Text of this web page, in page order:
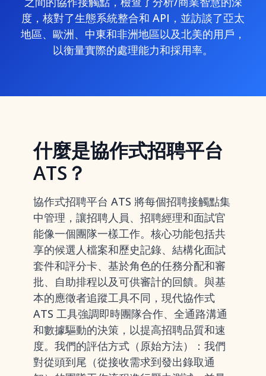
度，核對了生態系統整合和 API，並訪談了亞太
地區、歐洲、中東和非洲地區以及北美的用戶，
以衡量實際的處理能力和採用率。
什麼是協作式招聘平台
ATS？
協作式招聘平台 ATS 將每個招聘接觸點集
中管理，讓招聘人員、招聘經理和面試官
能像一個團隊一樣工作。核心功能包括共
享的候選人檔案和歷史記錄、結構化面試
套件和評分卡、基於角色的任務分配和審
批、自助排程以及可供審計的回饋。與基
本的應徵者追蹤工具不同，現代協作式
ATS 工具強調即時團隊合作、全通路溝通
和數據驅動的決策，以提高招聘品質和速
度。我們的評估方式（原始方法）：我們
對從頭到尾（從接收需求到發出錄取通